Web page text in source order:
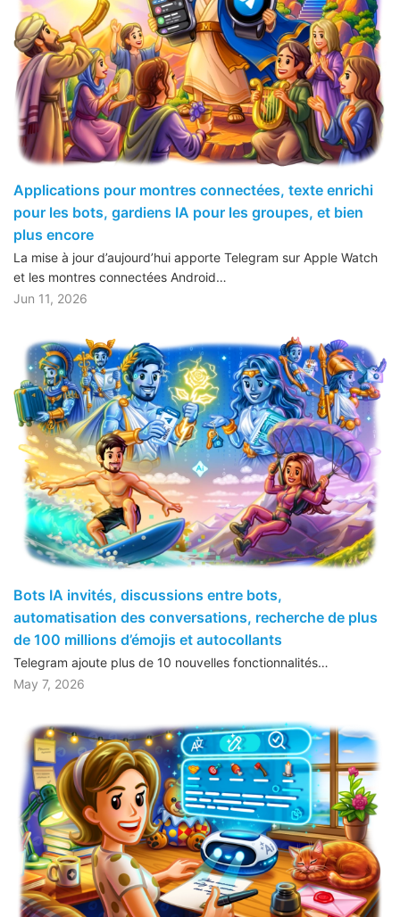
Applications pour montres connectées, texte enrichi
pour les bots, gardiens IA pour les groupes, et bien
plus encore
La mise à jour d’aujourd’hui apporte Telegram sur Apple Watch
et les montres connectées Android…
Jun 11, 2026
Bots IA invités, discussions entre bots,
automatisation des conversations, recherche de plus
de 100 millions d’émojis et autocollants
Telegram ajoute plus de 10 nouvelles fonctionnalités…
May 7, 2026